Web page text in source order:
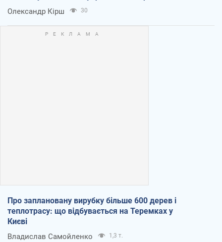
Олександр Кірш 30
Про заплановану вирубку більше 600 дерев і
теплотрасу: що відбувається на Теремках у
Києві
Владислав Самойленко 1,3 т.